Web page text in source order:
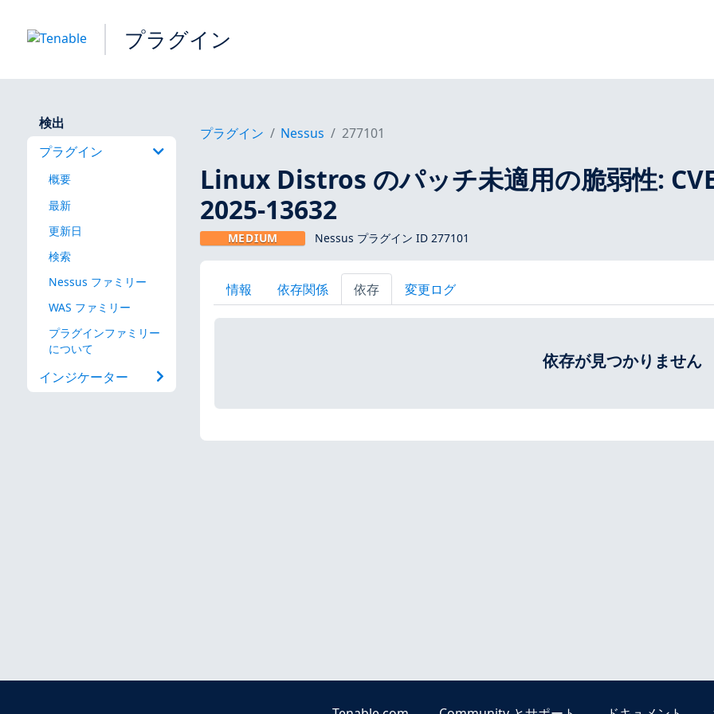
プラグイン
検出
プラグイン
概要
最新
更新日
検索
Nessus ファミリー
WAS ファミリー
プラグインファミリー
について
インジケーター
プラグイン Nessus 277101
Linux Distros のパッチ未適用の脆弱性:
2025-13632
MEDIUM Nessus プラグイン ID 277101
情報 依存関係 依存 変更ログ
依存が見つかりません